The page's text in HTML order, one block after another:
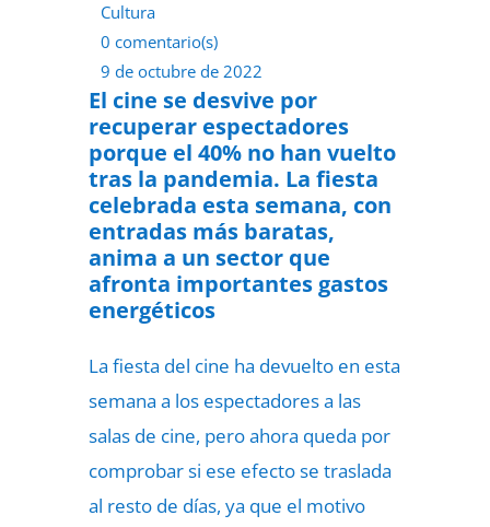
Cultura
0 comentario(s)
9 de octubre de 2022
El cine se desvive por
recuperar espectadores
porque el 40% no han vuelto
tras la pandemia. La fiesta
celebrada esta semana, con
entradas más baratas,
anima a un sector que
afronta importantes gastos
energéticos
La fiesta del cine ha devuelto en esta
semana a los espectadores a las
salas de cine, pero ahora queda por
comprobar si ese efecto se traslada
al resto de días, ya que el motivo